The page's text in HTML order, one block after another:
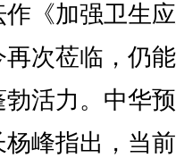
《加强卫生
次莅临，仍
活力。中华
峰指出，当